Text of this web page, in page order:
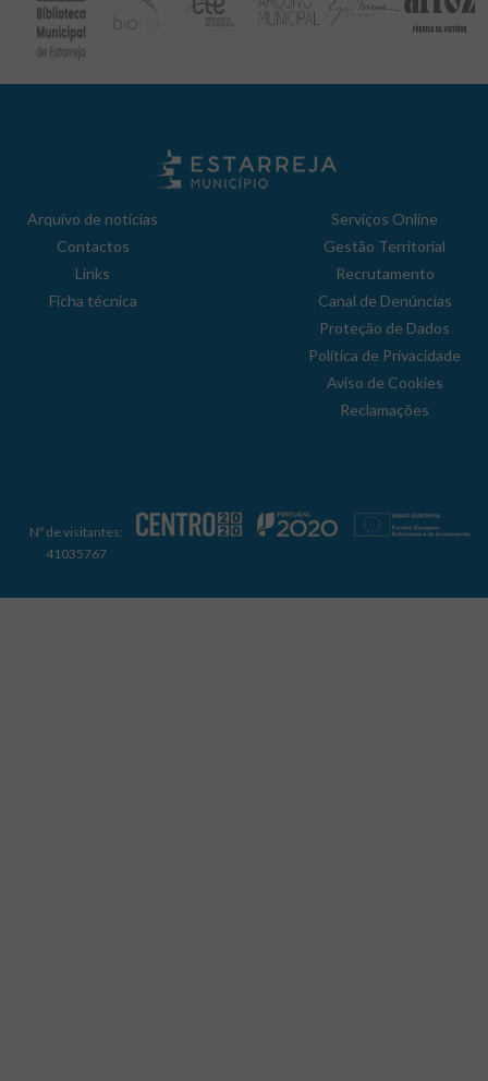
Arquivo de notícias
Contactos
Links
Ficha técnica
Serviços Online
Gestão Territorial
Recrutamento
Canal de Denúncias
Proteção de Dados
Política de Privacidade
Aviso de Cookies
Reclamações
Nº de visitantes:
41035767